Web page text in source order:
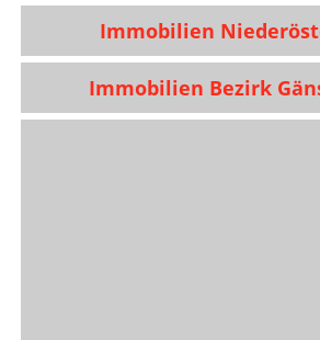
Immobilien
Immobilien Bezirk